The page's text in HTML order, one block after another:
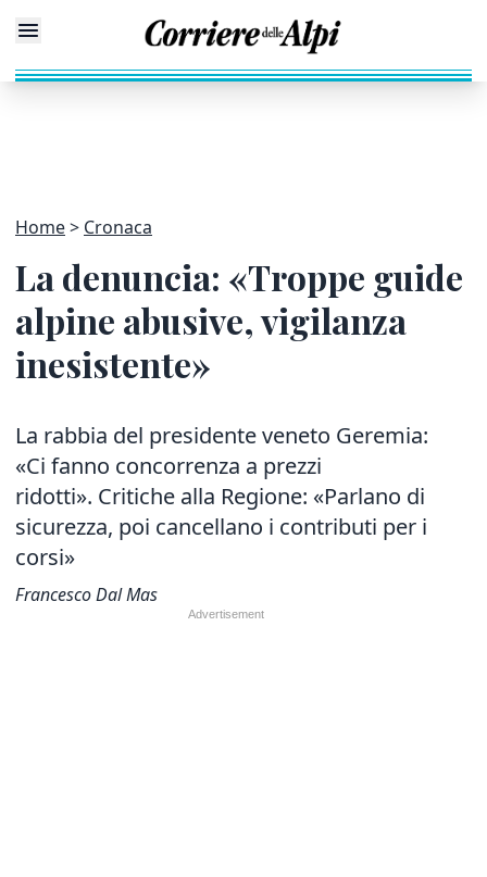
Home Cronaca
La denuncia: «Troppe guide
alpine abusive, vigilanza
inesistente»
La rabbia del presidente veneto Geremia:
«Ci fanno concorrenza a prezzi
ridotti». Critiche alla Regione: «Parlano di
sicurezza, poi cancellano i contributi per i
corsi»
Francesco Dal Mas